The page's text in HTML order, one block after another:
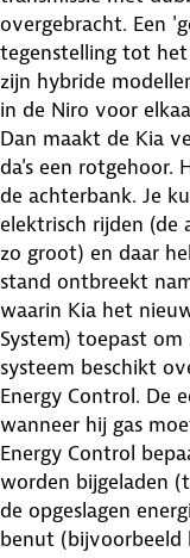
overgebracht. Een
tegenstelling tot
zijn hybride
in de Niro voor
Dan maakt de Kia
da's een rotgehoor.
de achterbank. Je
elektrisch rijden (de
zo groot) en daar
stand ontbreekt
waarin Kia het
System) toepast
systeem beschikt
Energy Control. De
wanneer hij gas
Energy Control
worden bijgeladen
de opgeslagen
benut (bijvoorbeeld